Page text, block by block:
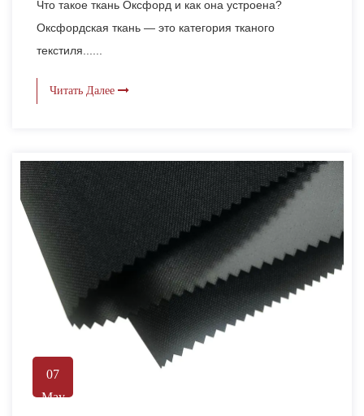
Что такое ткань Оксфорд и как она устроена?
Оксфордская ткань — это категория тканого
текстиля......
Читать Далее
07
May